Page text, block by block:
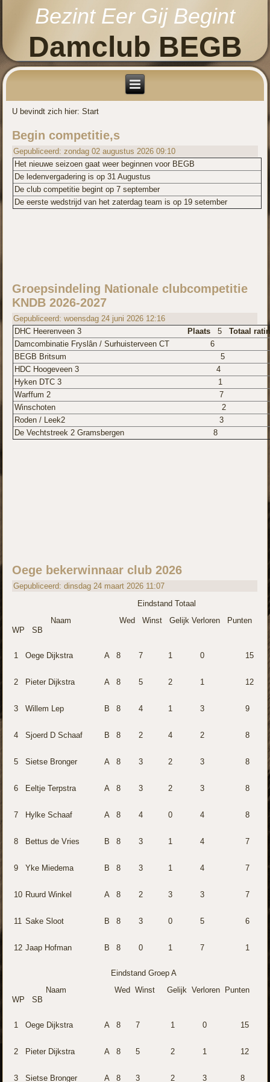
Bezint Eer Gij Begint
Damclub BEGB
U bevindt zich hier:Start
Begin competitie,s
Gepubliceerd: zondag 02 augustus 2026 09:10
Het nieuwe seizoen gaat weer beginnen voor BEGB
De ledenvergadering is op 31 Augustus
De club competitie begint op 7 september
De eerste wedstrijd van het zaterdag team is op 19 setember
Groepsindeling Nationale clubcompetitie
KNDB 2026-2027
Gepubliceerd: woensdag 24 juni 2026 12:16
DHC Heerenveen 3
Plaats 5Totaal
Damcombinatie Fryslân / Surhuisterveen CT
BEGB Britsum 5
HDC Hoogeveen 3 4
Hyken DTC 3 1
Warffum 2 7
Winschoten 2
Roden / Leek2 3
De Vechtstreek 2 Gramsbergen 8
Oege bekerwinnaar club 2026
Gepubliceerd: dinsdag 24 maart 2026 11:07
Eindstand Totaal
Naam Wed Winst Gelijk Verloren Punten
WP SB
1 Oege Dijkstra A 8 7 1 0 15
2 Pieter Dijkstra A 8 5 2 1 12
3 Willem Lep B 8 4 1 3 9
4 Sjoerd D Schaaf B 8 2 4 2 8
5 Sietse Bronger A 8 3 2 3 8
6 Eeltje Terpstra A 8 3 2 3 8
7 Hylke Schaaf A 8 4 0 4 8
8 Bettus de Vries B 8 3 1 4 7
9 Yke Miedema B 8 3 1 4 7
10 Ruurd Winkel A 8 2 3 3 7
11 Sake Sloot B 8 3 0 5 6
12 Jaap Hofman B 8 0 1 7 1
Eindstand Groep A
Naam Wed Winst Gelijk Verloren Punten
WP SB
1 Oege Dijkstra A 8 7 1 0 15
2 Pieter Dijkstra A 8 5 2 1 12
3 Sietse Bronger A 8 3 2 3 8